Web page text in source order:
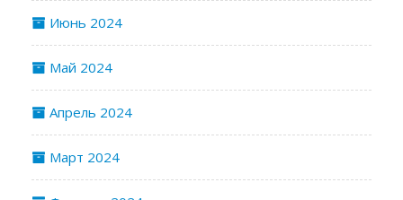
Июнь 2024
Май 2024
Апрель 2024
Март 2024